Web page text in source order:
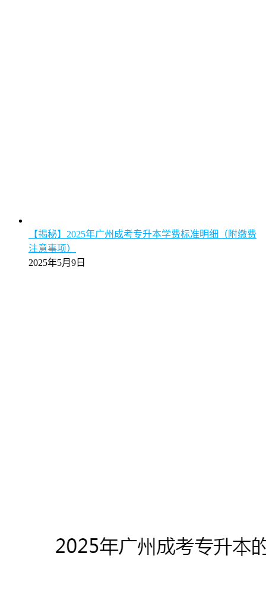
【揭秘】2025年广州成考专升本学费标准明细（附缴费
注意事项）
2025年5月9日